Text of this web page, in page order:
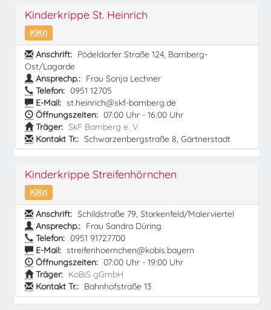
Kinderkrippe St. Heinrich
KiKri
Anschrift: Pödeldorfer Straße 124, Bamberg-
Ost/Lagarde
Ansprechp.: Frau Sonja Lechner
Telefon: 0951 12705
E-Mail: st.heinrich@skf-bamberg.de
Öffnungszeiten: 07:00 Uhr - 16:00 Uhr
Träger: SkF Bamberg e. V.
Kontakt Tr.: Schwarzenbergstraße 8, Gärtnerstadt
Kinderkrippe Streifenhörnchen
KiKri
Anschrift: Schildstraße 79, Starkenfeld/Malerviertel
Ansprechp.: Frau Sandra Düring
Telefon: 0951 91727700
E-Mail: streifenhoernchen@kobis.bayern
Öffnungszeiten: 07:00 Uhr - 19:00 Uhr
Träger: KoBiS gGmbH
Kontakt Tr.: Bahnhofstraße 13